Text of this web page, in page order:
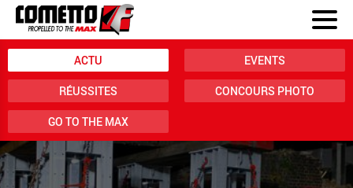
ACTU EVENTS
RÉUSSITES CONCOURS PHOTO
GO TO THE MAX